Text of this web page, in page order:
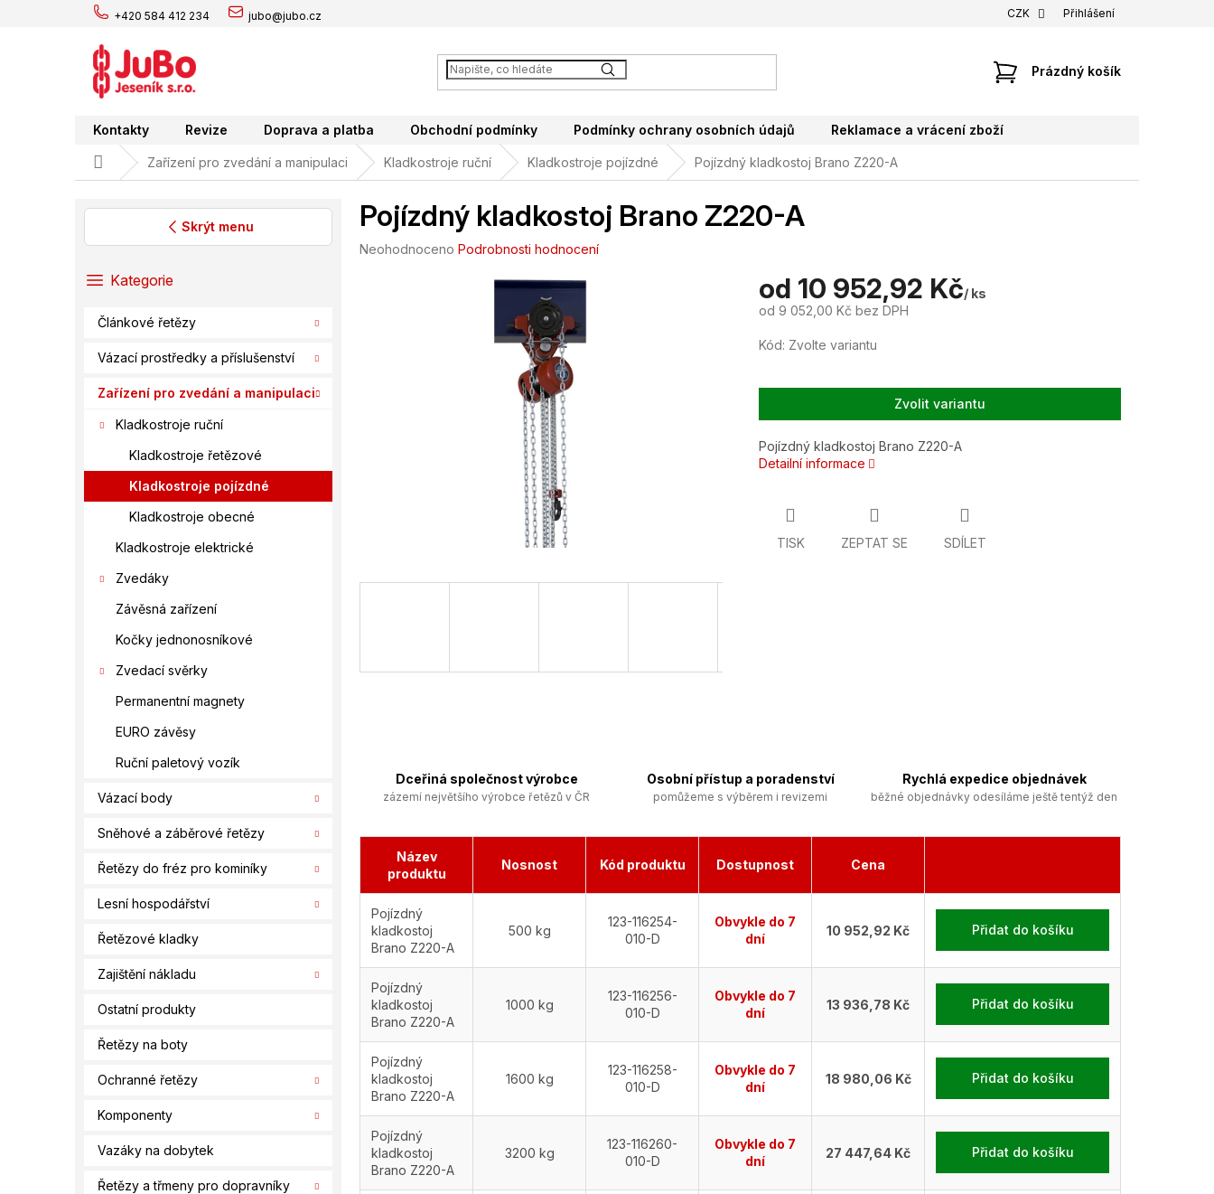
+420 584 412 234 jubo@jubo.cz CZK Přihlášení
NÁKUPNÍ
Prázdný košík
Kontakty Revize Doprava a platba Obchodní podmínky Podmínky ochrany osobních údajů Reklamace a vrácení zboží
Domů Zařízení pro zvedání a manipulaci Kladkostroje ruční Kladkostroje pojízdné Pojízdný kladkostoj Brano Z220-A
Skrýt menu
PřeskočitKategorie
Článkové řetězy
Vázací prostředky a příslušenství
Zařízení pro zvedání a manipulaci
Kladkostroje ruční
Kladkostroje řetězové
Kladkostroje pojízdné
Kladkostroje obecné
Kladkostroje elektrické
Zvedáky
Závěsná zařízení
Kočky jednonosníkové
Zvedací svěrky
Permanentní magnety
EURO závěsy
Ruční paletový vozík
Vázací body
Sněhové a záběrové řetězy
Řetězy do fréz pro kominíky
Lesní hospodářství
Řetězové kladky
Zajištění nákladu
Ostatní produkty
Řetězy na boty
Ochranné řetězy
Komponenty
Vazáky na dobytek
Řetězy a třmeny pro dopravníky
Pojízdný kladkostoj Brano Z220-A
Průměrné
Neohodnoceno Podrobnosti hodnocení
od 10 952,92 Kč/ ks
od 9 052,00 Kč bez DPH
Měrná
cena:
Kód: Zvolte variantu
Zvolit variantu
Pojízdný kladkostoj Brano Z220-A
Detailní informace
TISK ZEPTAT SE SDÍLET
Dceřiná společnost výrobce
zázemí největšího výrobce řetězů v ČR
Osobní přístup a poradenství
pomůžeme s výběrem i revizemi
Rychlá expedice objednávek
běžné objednávky odesíláme ještě tentýž den
Název
produktu
Nosnost Kód produktu Dostupnost Cena
Pojízdný
kladkostoj
Brano Z220-A
500 kg
123-116254-
010-D
Obvykle do 7
dní
10 952,92 Kč Přidat do košíku
Pojízdný
kladkostoj
Brano Z220-A
1000 kg
123-116256-
010-D
Obvykle do 7
dní
13 936,78 Kč Přidat do košíku
Pojízdný
kladkostoj
Brano Z220-A
1600 kg
123-116258-
010-D
Obvykle do 7
dní
18 980,06 Kč Přidat do košíku
Pojízdný
kladkostoj
Brano Z220-A
3200 kg
123-116260-
010-D
Obvykle do 7
dní
27 447,64 Kč Přidat do košíku